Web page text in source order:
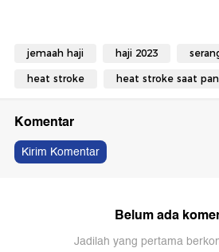
jemaah haji haji 2023
heat stroke heat stroke saat
Komentar
Kirim Komentar
Belum ada
Jadilah yang pertama